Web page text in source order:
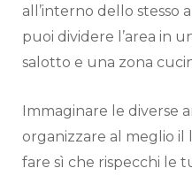
all’interno dello stesso
puoi dividere l’area in
salotto e una zona
Immaginare le diverse
organizzare al meglio il
fare sì che rispecchi le